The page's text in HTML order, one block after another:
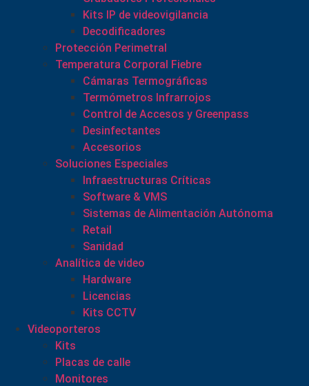
Kits IP de videovigilancia
Decodificadores
Protección Perimetral
Temperatura Corporal Fiebre
Cámaras Termográficas
Termómetros Infrarrojos
Control de Accesos y Greenpass
Desinfectantes
Accesorios
Soluciones Especiales
Infraestructuras Críticas
Software & VMS
Sistemas de Alimentación Autónoma
Retail
Sanidad
Analítica de video
Hardware
Licencias
Kits CCTV
Videoporteros
Kits
Placas de calle
Monitores